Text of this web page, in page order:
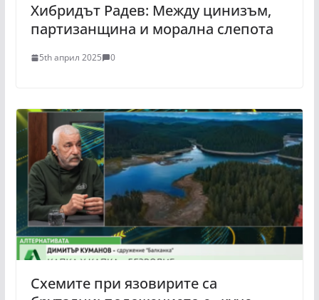
Хибридът Радев: Между цинизъм,
партизанщина и морална слепота
5th април 2025 0
Схемите при язовирите са